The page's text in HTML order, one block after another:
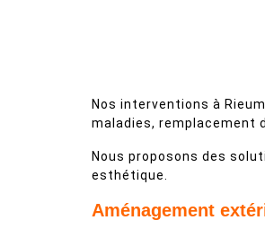
Nos interventions à
maladies, remplacement
Nous proposons des
esthétique.
Aménagement